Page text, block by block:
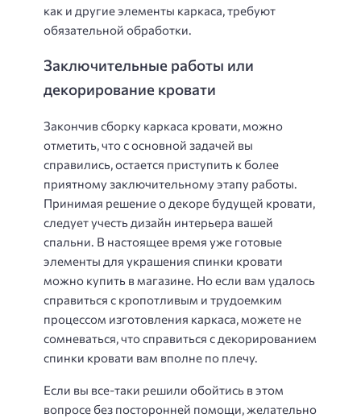
как и другие элементы каркаса, требуют
обязательной обработки.
Заключительные работы или
декорирование кровати
Закончив сборку каркаса кровати, можно
отметить, что с основной задачей вы
справились, остается приступить к более
приятному заключительному этапу работы.
Принимая решение о декоре будущей кровати,
следует учесть дизайн интерьера вашей
спальни. В настоящее время уже готовые
элементы для украшения спинки кровати
можно купить в магазине. Но если вам удалось
справиться с кропотливым и трудоемким
процессом изготовления каркаса, можете не
сомневаться, что справиться с декорированием
спинки кровати вам вполне по плечу.
Если вы все-таки решили обойтись в этом
вопросе без посторонней помощи, желательно